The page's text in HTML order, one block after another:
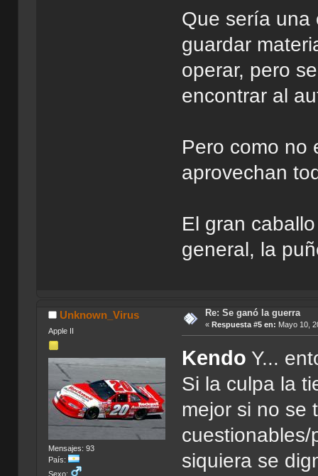
Que sería una
guardar
operar, pero
encontrar al
Pero como no
aprovechan
El gran
general, la
Unknown_Virus
Apple II
Mensajes: 93
País:
Sexo:
Re: Se ganó la guerra
« Respuesta #5 en: Mayo 10,
Kendo Y...
Si la culpa la
mejor si no se
siquiera se